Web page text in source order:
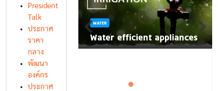
President
Talk
ประกาศ
ราคา
กลาง
พัฒนา
องค์กร
ประกาศ
มาลอยกระทง
แวดล้อมกัน
WATER
Water efficient appliances